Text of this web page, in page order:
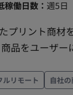
稼働日数： 週5日
プリント商材
ンツの制作、
PM‧エンジ
ルリモート 自社